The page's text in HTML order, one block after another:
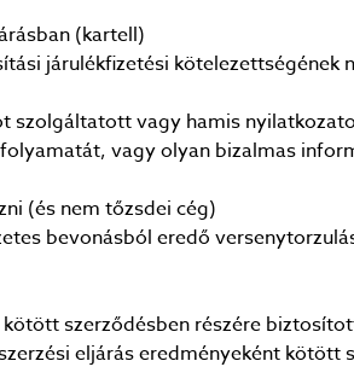
(kartell)
járulékfizetési kötelezettségének
szolgáltatott vagy hamis
vagy olyan bizalmas
(és nem tőzsdei cég)
bevonásból eredő
szerződésben részére
eljárás eredményeként